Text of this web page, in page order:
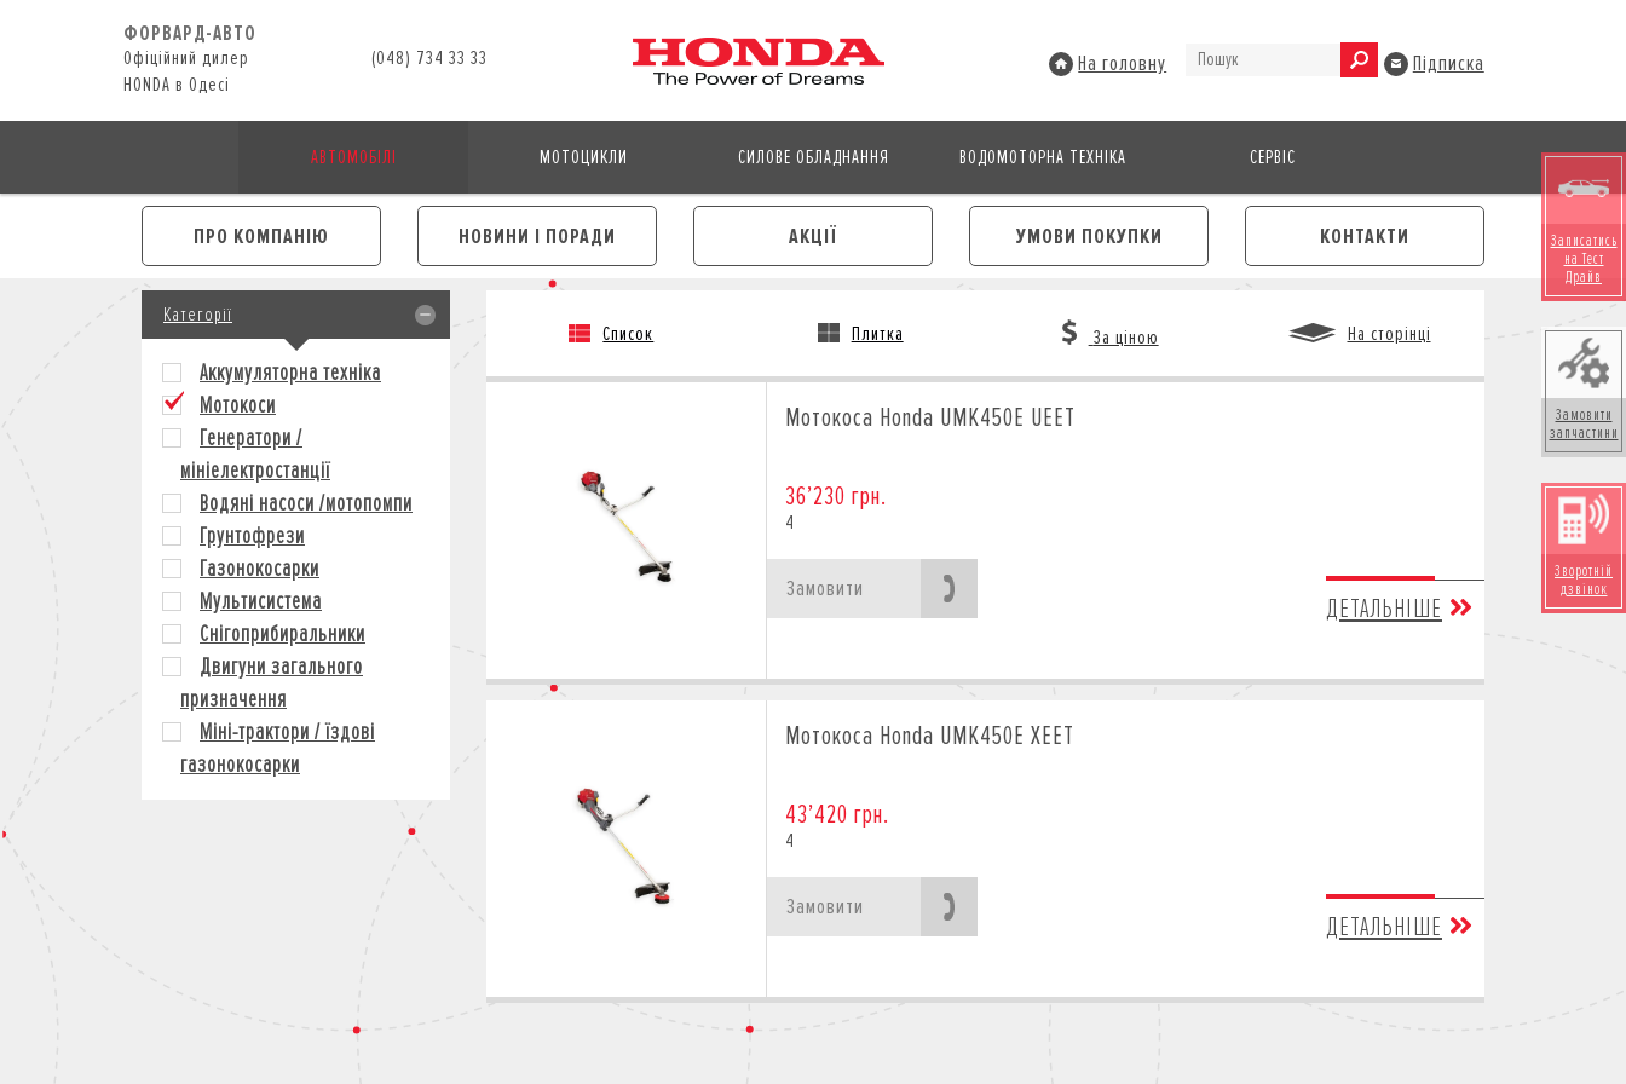
ФОРВАРД-АВТО
Офіційний дилер
HONDA в Одесі
(048) 734 33 33 На головну Підписка
АВТОМОБІЛІ МОТОЦИКЛИ СИЛОВЕ ОБЛАДНАННЯ ВОДОМОТОРНА ТЕХНІКА СЕРВІС
ПРО КОМПАНІЮ НОВИНИ І ПОРАДИ АКЦІЇ УМОВИ ПОКУПКИ
КОРПОРАТИВНИМ КЛІЄНТАМ
КРЕДИТ
СТРАХУВАННЯ
КОНТАКТИ
Записатись
на Тест
Драйв
Замовити
запчастини
Зворотній
дзвінок
Категорії
Аккумуляторна техніка
Мотокоси
Генератори /
мініелектростанції
Водяні насоси /мотопомпи
Грунтофрези
Газонокосарки
Мультисистема
Снігоприбиральники
Двигуни загального
призначення
Міні-трактори / їздові
газонокосарки
Список Плитка За ціною На сторінці
Мотокоса Honda UMK450E UEET
36’230 грн.
4
Замовити
ДЕТАЛЬНІШЕ
Мотокоса Honda UMK450E XEET
43’420 грн.
4
Замовити
ДЕТАЛЬНІШЕ